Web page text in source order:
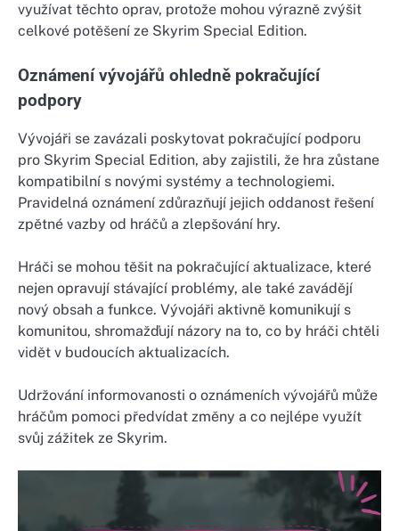
využívat těchto oprav, protože mohou výrazně zvýšit
celkové potěšení ze Skyrim Special Edition.
Oznámení vývojářů ohledně pokračující
podpory
Vývojáři se zavázali poskytovat pokračující podporu
pro Skyrim Special Edition, aby zajistili, že hra zůstane
kompatibilní s novými systémy a technologiemi.
Pravidelná oznámení zdůrazňují jejich oddanost řešení
zpětné vazby od hráčů a zlepšování hry.
Hráči se mohou těšit na pokračující aktualizace, které
nejen opravují stávající problémy, ale také zavádějí
nový obsah a funkce. Vývojáři aktivně komunikují s
komunitou, shromažďují názory na to, co by hráči chtěli
vidět v budoucích aktualizacích.
Udržování informovanosti o oznámeních vývojářů může
hráčům pomoci předvídat změny a co nejlépe využít
svůj zážitek ze Skyrim.